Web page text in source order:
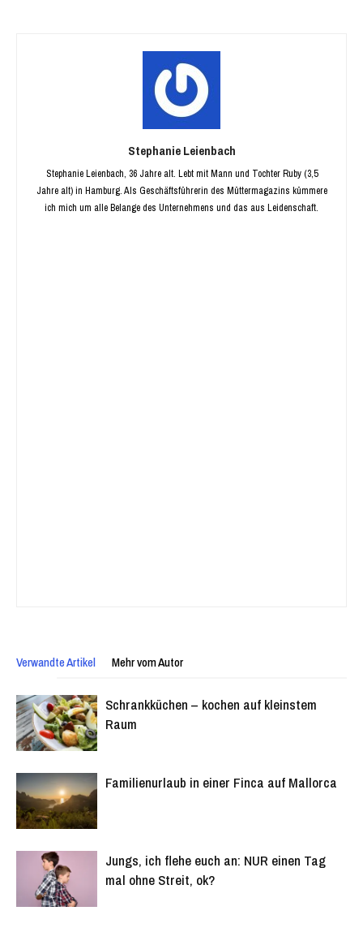
Stephanie Leienbach
Stephanie Leienbach, 36 Jahre alt. Lebt mit Mann und Tochter Ruby (3,5
Jahre alt) in Hamburg. Als Geschäftsführerin des Müttermagazins kümmere
ich mich um alle Belange des Unternehmens und das aus Leidenschaft.
Verwandte Artikel Mehr vom Autor
Schrankküchen – kochen auf kleinstem
Raum
Familienurlaub in einer Finca auf Mallorca
Jungs, ich flehe euch an: NUR einen Tag
mal ohne Streit, ok?